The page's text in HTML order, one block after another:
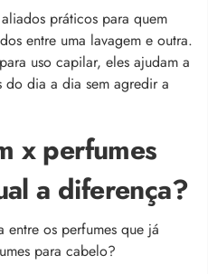
práticos para quem
entre uma lavagem e outra.
uso capilar, eles ajudam a
do dia a dia sem agredir a
x perfumes
a diferença?
os perfumes que já
para cabelo?